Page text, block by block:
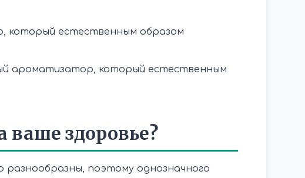
который естественным образом
ароматизатор, который естественным
здоровье?
разнообразны, поэтому однозначного